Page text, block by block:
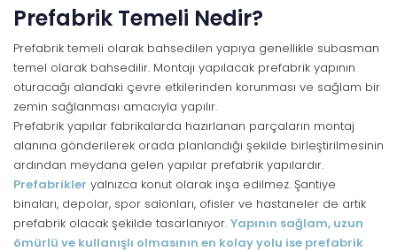
Prefabrik Temeli Nedir?
Prefabrik temeli olarak bahsedilen yapıya genellikle subasman
temel olarak bahsedilir. Montajı yapılacak prefabrik yapının
oturacağı alandaki çevre etkilerinden korunması ve sağlam bir
zemin sağlanması amacıyla yapılır.
Prefabrik yapılar fabrikalarda hazırlanan parçaların montaj
alanına gönderilerek orada planlandığı şekilde birleştirilmesinin
ardından meydana gelen yapılar prefabrik yapılardır.
Prefabrikler yalnızca konut olarak inşa edilmez. Şantiye
binaları, depolar, spor salonları, ofisler ve hastaneler de artık
prefabrik olacak şekilde tasarlanıyor. Yapının sağlam, uzun
ömürlü ve kullanışlı olmasının en kolay yolu ise prefabrik